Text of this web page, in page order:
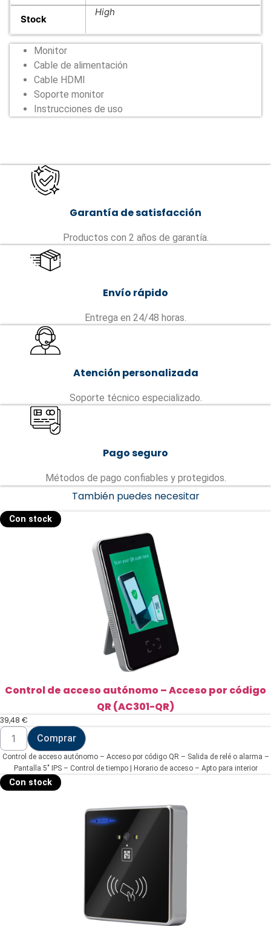
Stock
High
Monitor
Cable de alimentación
Cable HDMI
Soporte monitor
Instrucciones de uso
Garantía de satisfacción
Productos con 2 años de garantía.
Envío rápido
Entrega en 24/48 horas.
Atención personalizada
Soporte técnico especializado.
Pago seguro
Métodos de pago confiables y protegidos.
También puedes necesitar
Con stock
Control de acceso autónomo – Acceso por código
QR (AC301-QR)
39,48 €
Control
acceso
autónomo
Acceso
por
Comprar
Control de acceso autónomo – Acceso por código QR – Salida de relé o alarma –
Pantalla 5" IPS – Control de tiempo | Horario de acceso – Apto para interior
Con stock